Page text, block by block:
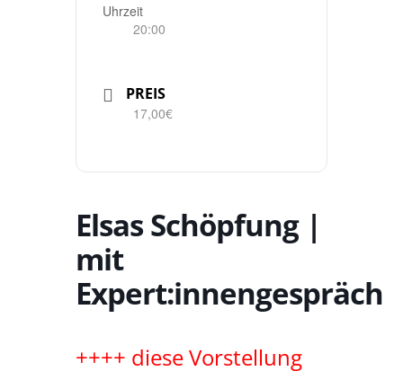
Uhrzeit
20:00
PREIS
17,00€
Elsas Schöpfung |
mit
Expert:innengespräch
++++ diese Vorstellung